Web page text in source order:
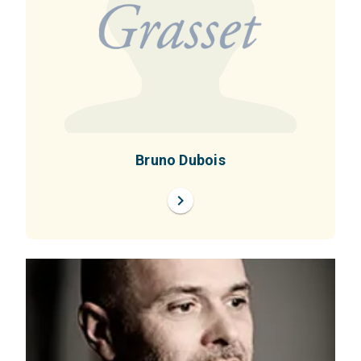
Bruno Dubois
chevron_right